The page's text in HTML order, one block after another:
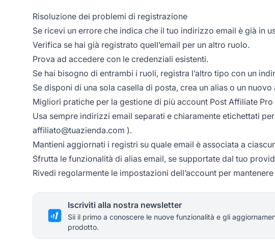
Risoluzione dei problemi di registrazione
Se ricevi un errore che indica che il tuo indirizzo email è già in
Verifica se hai già registrato quell’email per un altro ruolo.
Prova ad accedere con le credenziali esistenti.
Se hai bisogno di entrambi i ruoli, registra l’altro tipo con un
Se disponi di una sola casella di posta, crea un alias o un
Migliori pratiche per la gestione di più account Post Affiliate Pro
Usa sempre indirizzi email separati e chiaramente etichettati
affiliato@tuazienda.com ).
Mantieni aggiornati i registri su quale email è associata a
Sfrutta le funzionalità di alias email, se supportate dal tuo
Rivedi regolarmente le impostazioni dell’account per
Iscriviti alla nostra newsletter
Sii il primo a conoscere le nuove funzionalità e gli
prodotto.